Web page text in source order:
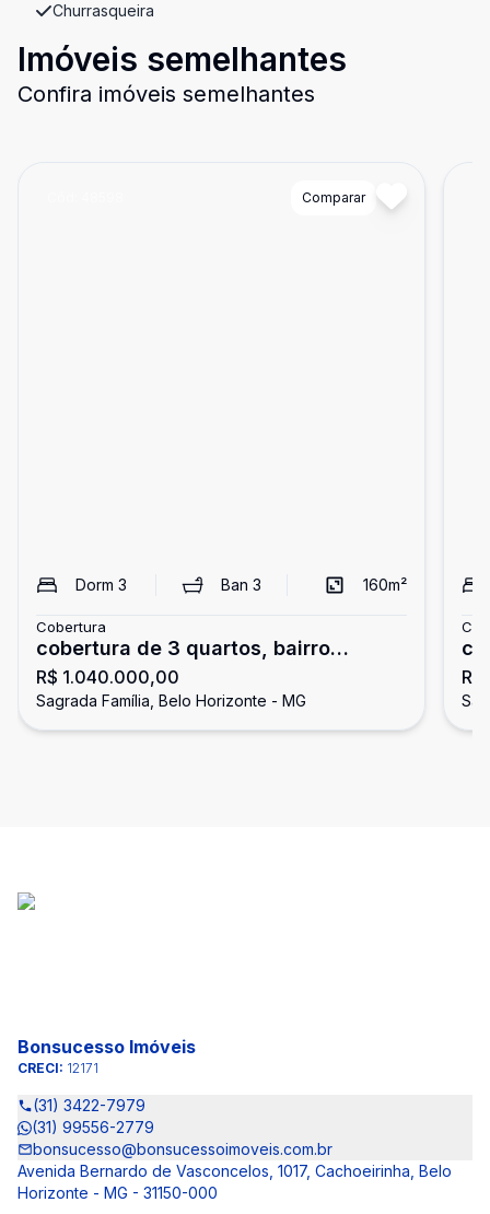
Churrasqueira
Imóveis semelhantes
Confira imóveis semelhantes
Comparar
Dorm 3 Ban3 160m²
Cobertura
cobertura de 3 quartos, bairro
sagrada Familia em belo Horizonte
R$ 1.040.000,00
Sagrada Família, Belo Horizonte - MG
Bonsucesso Imóveis
CRECI: 12171
(31) 3422-7979
(31) 99556-2779
bonsucesso@bonsucessoimoveis.com.br
Avenida Bernardo de Vasconcelos, 1017, Cachoeirinha, Belo
Horizonte - MG - 31150-000